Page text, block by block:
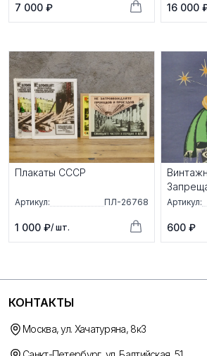
7 000 ₽ 16 000
Плакаты СССР
Артикул: ПЛ-26768
1 000 ₽/ шт.
Артикул:
600 ₽
КОНТАКТЫ
Москва, ул. Хачатуряна, 8к3